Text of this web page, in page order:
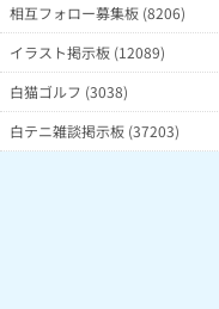
相互フォロー募集板 (8206)
イラスト掲示板 (12089)
白猫ゴルフ (3038)
白テニ雑談掲示板 (37203)